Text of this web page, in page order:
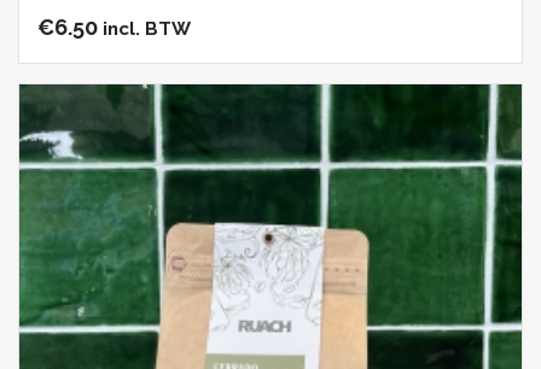
€6.50 incl. BTW